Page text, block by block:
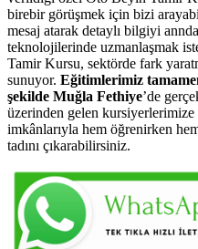
birebir görüşmek için bizi
mesaj atarak detaylı bilgiyi
teknolojilerinde uzmanlaşmak
Tamir Kursu, sektörde fark
sunuyor. Eğitimlerimiz
şekilde Muğla Fethiye’de
üzerinden gelen
imkânlarıyla hem öğrenirken
tadını çıkarabilirsiniz.